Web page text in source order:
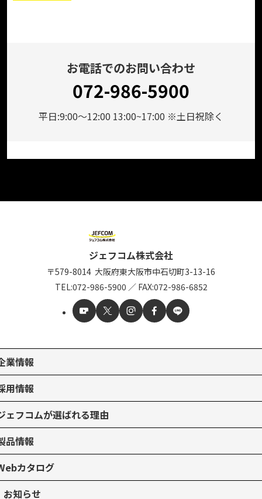
お電話でのお問い合わせ
072-986-5900
平日:9:00～12:00 13:00~17:00 ※土日祝除く
ジェフコム株式会社
〒579-8014 大阪府東大阪市中石切町3-13-16
TEL:072-986-5900 ／ FAX:072-986-6852
業情報
用情報
ェフコムが選ばれる理由
品情報
カタログ
お知らせ